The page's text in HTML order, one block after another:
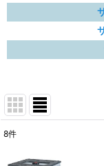
8件